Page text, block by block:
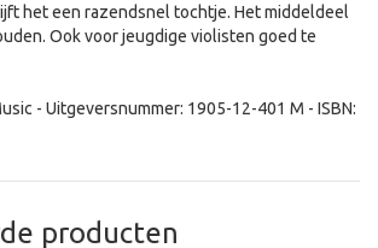
het een razendsnel tochtje. Het middeldeel
Ook voor jeugdige violisten goed te
- Uitgeversnummer: 1905-12-401 M - ISBN:
producten